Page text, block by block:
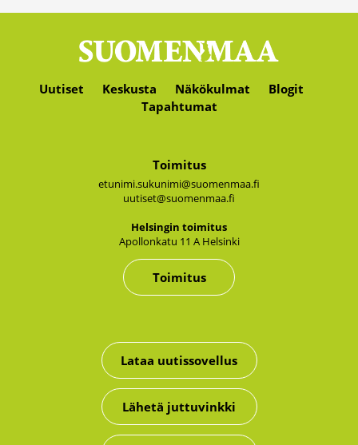
Uutiset Keskusta Näkökulmat
Blogit
Tapahtumat
Toimitus
etunimi.sukunimi@suomenmaa.fi
uutiset@suomenmaa.fi
Hel­sin­gin toi­mi­tus
Apol­lon­ka­tu 11 A Hel­sin­ki
Toimitus
Lataa uutissovellus
Lähetä juttuvinkki